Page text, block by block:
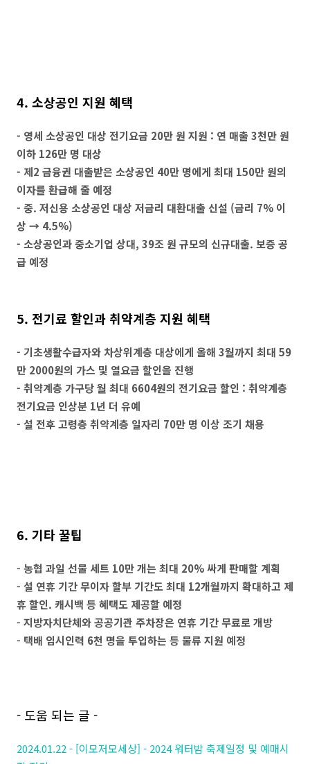
4. 소상공인 지원 혜택
- 영세 소상공인 대상 전기요금 20만 원 지원 : 연 매출 3천만 원
이하 126만 명 대상
- 제2 금융권 대출받은 소상공인 40만 명에게 최대 150만 원의
이자를 환급해 줄 예정
- 중. 저신용 소상공인 대상 저금리 대환대출 신설 (금리 7% 이
상 → 4.5%)
- 소상공인과 중소기업 상대, 39조 원 규모의 신규대출. 보증 공
급 예정
5. 전기료 할인과 취약계층 지원 혜택
- 기초생활수급자와 차상위계층 대상에게 올해 3월까지 최대 59
만 2000원의 가스 및 열요금 할인을 진행
- 취약계층 가구당 월 최대 6604원의 전기요금 할인 : 취약계층
전기요금 인상분 1년 더 유예
- 설 전후 고령층 취약계층 일자리 70만 명 이상 조기 채용
6. 기타 꿀팁
- 농협 과일 선물 세트 10만 개는 최대 20% 싸게 판매할 계획
- 설 연휴 기간 무이자 할부 기간도 최대 12개월까지 확대하고 제
휴 할인. 캐시백 등 혜택도 제공할 예정
- 지방자치단체와 공공기관 주차장은 연휴 기간 무료로 개방
- 택배 임시인력 6천 명을 투입하는 등 물류 지원 예정
- 도움 되는 글 -
2024.01.22 - [이모저모세상] - 2024 워터밤 축제일정 및 예매시